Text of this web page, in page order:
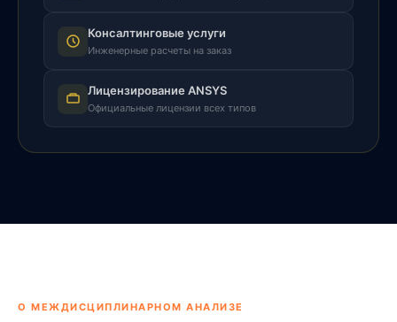
Консалтинговые услуги
Инженерные расчеты на заказ
Лицензирование ANSYS
Официальные лицензии всех типов
О МЕЖДИСЦИПЛИНАРНОМ АНАЛИЗЕ